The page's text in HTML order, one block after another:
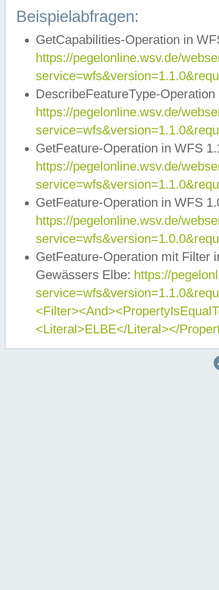
Beispielabfragen:
GetCapabilities-Operation in
https://pegelonline.wsv.de/
DescribeFeatureType-
https://pegelonline.wsv.de/
GetFeature-Operation in WFS
https://pegelonline.wsv.de/
GetFeature-Operation in WFS
https://pegelonline.wsv.de/
GetFeature-Operation mit Filter
Gewässers Elbe: https://
<Literal>ELBE</Literal></